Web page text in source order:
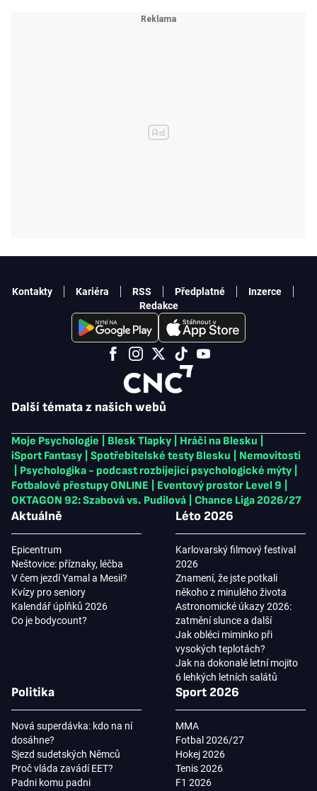
Další témata z našich webů
Moje Psychologie Blesk Tlapky Hráči na Blesku
iSport Fantasy
Spotřebitelské testy Blesku
Nemovitosti
Psychologika - podcast rozbíjející psychologické mýty
Fotbalové přestupy ONLINE
Eventový prostor Level 9
OKTAGON 92: Szabová vs. Pudilová
Chance Liga 2026/27
Aktuálně
Epicentrum
Neštovice: příznaky, léčba
V čem jezdí Yamal a Mesii?
Kvízy pro seniory
Kalendář úplňků 2026
Co je bodycount?
Léto 2026
Karlovarský filmový festival
2026
Znamení, že jste potkali
někoho z minulého života
Astronomické úkazy 2026:
zatmění slunce a další
Jak obléci miminko při
vysokých teplotách?
Jak na dokonalé letní mojito
6 lehkých letních salátů
Politika
Nová superdávka: kdo na ní
dosáhne?
Sjezd sudetských Němců
Proč vláda zavádí EET?
Padni komu padni
Sport 2026
MMA
Fotbal 2026/27
Hokej 2026
Tenis 2026
F1 2026
Kontakty Kariéra RSS Předplatné
Inzerce
Redakce